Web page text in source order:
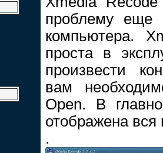
проблему еще
компьютера.
проста в
произвести
вам
Open. В
отображена
.